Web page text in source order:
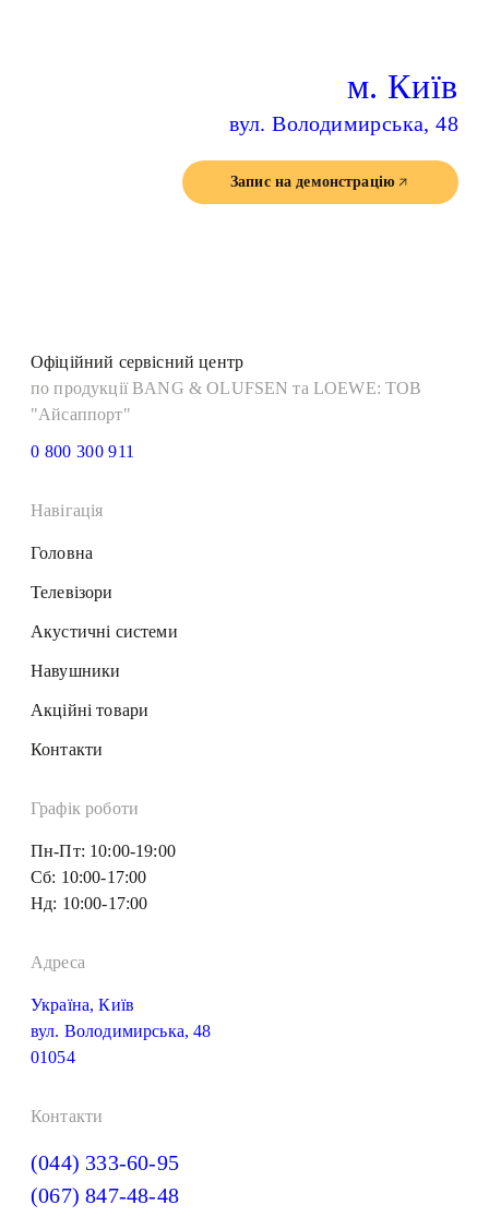
м. Київ
вул. Володимирська, 48
Запис на демонстрацію
Офіційний сервісний центр
по продукції BANG & OLUFSEN та LOEWE: ТОВ
"Айсаппорт"
0 800 300 911
Навігація
Головна
Телевізори
Акустичні системи
Навушники
Акційні товари
Контакти
Графік роботи
Пн-Пт: 10:00-19:00
Сб: 10:00-17:00
Нд: 10:00-17:00
Адреса
Україна, Київ
вул. Володимирська, 48
01054
Контакти
(044) 333-60-95
(067) 847-48-48